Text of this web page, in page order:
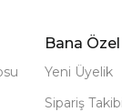
Bana Özel
Yeni Üyelik
Sipariş Takibi